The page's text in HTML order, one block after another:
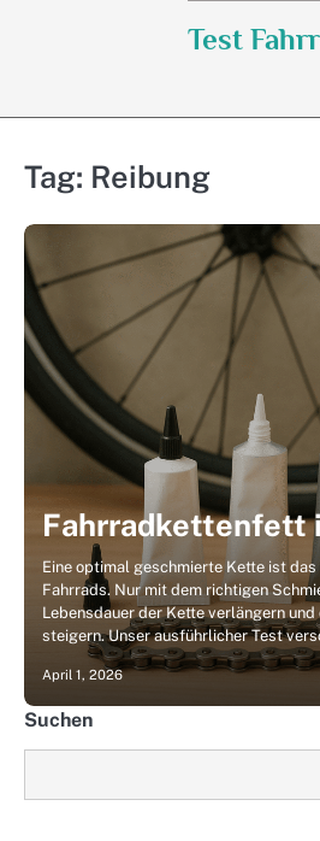
Test
Tag: Reibung
Fahrradkettenfett
Eine optimal geschmierte Kette ist
Fahrrads. Nur mit dem richtigen
Lebensdauer der Kette verlängern
steigern. Unser ausführlicher Test
April 1, 2026
Suchen